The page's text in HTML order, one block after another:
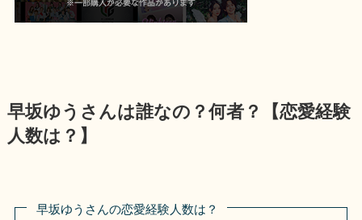
早坂ゆうさんは誰なの？何者？【恋愛経験
人数は？】
早坂ゆうさんの恋愛経験人数は？